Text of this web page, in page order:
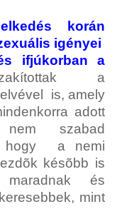
korán
igényei
ifjúkorban a
a
is, amely
adott
nem szabad
hogy a nemi
késõbb is
maradnak és
mint